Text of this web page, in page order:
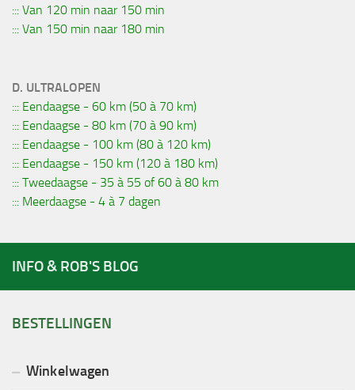
::: Van 120 min naar 150 min
::: Van 150 min naar 180 min
D. ULTRALOPEN
::: Eendaagse - 60 km (50 à 70 km)
::: Eendaagse - 80 km (70 à 90 km)
::: Eendaagse - 100 km (80 à 120 km)
::: Eendaagse - 150 km (120 à 180 km)
::: Tweedaagse - 35 à 55 of 60 à 80 km
::: Meerdaagse - 4 à 7 dagen
INFO & ROB'S BLOG
BESTELLINGEN
Winkelwagen